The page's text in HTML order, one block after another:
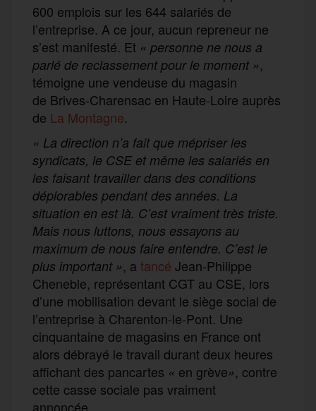
600 emplois sur les 644 salariés de
l’entreprise. A ce jour, aucun repreneur ne
s’est manifesté. Et « personne ne nous a
parlé de reclassement pour le moment »,
témoigne une vendeuse du magasin
de Brives-Charensac en Haute-Loire auprès
de La Montagne.
« La direction n’a fait que mépriser les
syndicats, le CSE et même les salariés en
les faisant travailler dans des conditions
déplorables pendant des années. La
situation en est là. C’est vraiment très triste.
Mais nous luttons, nous essayons au
maximum de nous faire entendre. C’est le
plus important », a tancé Jean-Philippe
Cheneble, représentant CGT au CSE, lors
d’une mobilisation devant le siège social de
l’entreprise à Charenton-le-Pont. Une
cinquantaine de magasins en France ont
alors débrayé le travail durant deux heures
affichant des pancartes « en grève», contre
cette casse sociale pas vraiment
annoncée…